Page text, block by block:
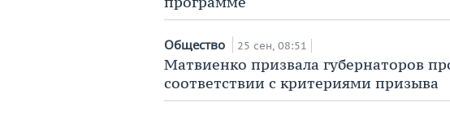
Общество 25 сен, 08:51
Матвиенко призвала губернаторов
соответствии с критериями призыва